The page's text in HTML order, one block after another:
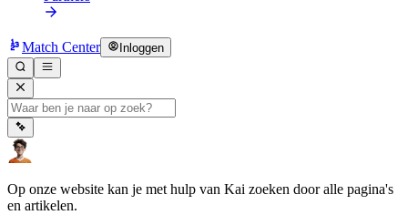
Match Center Inloggen
Op onze website kan je met hulp van Kai zoeken door alle pagina's
en artikelen.